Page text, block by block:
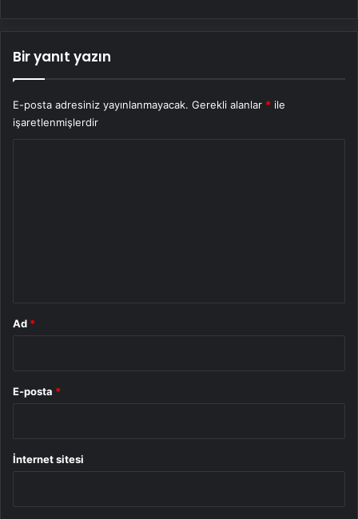
Bir yanıt yazın
E-posta adresiniz yayınlanmayacak. Gerekli alanlar * ile
işaretlenmişlerdir
Ad *
E-posta *
İnternet sitesi